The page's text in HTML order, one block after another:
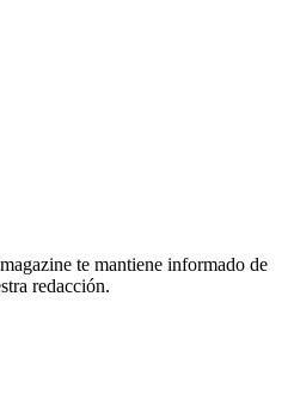
te mantiene informado de
redacción.